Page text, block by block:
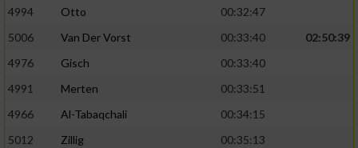
4994
Otto
00:32:47
5006
Van Der Vorst 00:33:40
02:50:39
4976
Gisch
00:33:40
4991
Merten
00:33:51
4966
Al-Tabaqchali
00:34:15
5012
Zillig
00:35:13